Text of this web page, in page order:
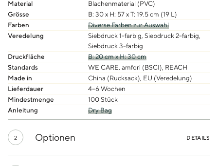
Material
Blachenmaterial (PVC)
Grösse
B: 30 x H: 57 x T: 19.5 cm (19 L)
Farben
Diverse Farben zur Auswahl
Veredelung
Siebdruck 1-farbig, Siebdruck 2-farbig,
Siebdruck 3-farbig
Druckfläche
B: 20 cm x H: 30 cm
Standards
WE CARE, amfori (BSCI), REACH
Made in
China (Rucksack), EU (Veredelung)
Lieferdauer
4–6 Wochen
Mindestmenge
100 Stück
Anleitung
Dry Bag
2 Optionen DETAILS